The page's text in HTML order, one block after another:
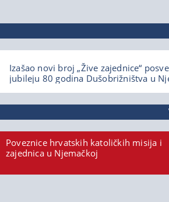
Izašao novi broj „Žive zajednice“
jubileju 80 godina Dušobrižništva u
Poveznice hrvatskih katoličkih misija i
zajednica u Njemačkoj